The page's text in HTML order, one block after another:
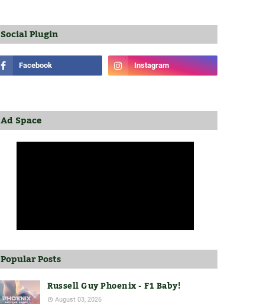
Social Plugin
Ad Space
Popular Posts
Russell Guy Phoenix - F1 Baby!
August 03, 2026